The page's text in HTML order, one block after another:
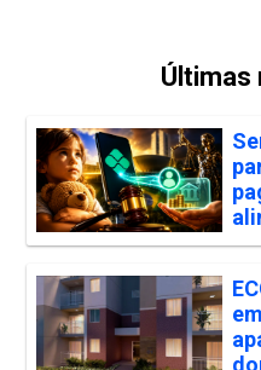
Últimas